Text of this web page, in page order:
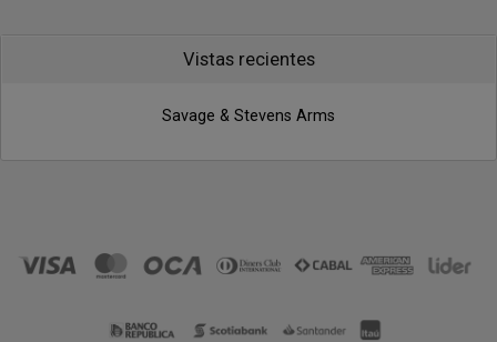
Vistas recientes
Savage & Stevens Arms